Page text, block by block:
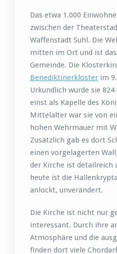
Das etwa 1.000
zwischen der
Waffenstadt Suhl. Die
mitten im Ort und ist
Gemeinde. Die
Benediktinerkloster im
Urkundlich wurde sie
einst als Kapelle des
Mittelalter war sie von
hohen Wehrmauer mit
Zusätzlich gab es dort
einen vorgelagerten
der Kirche ist detailreich
heute ist die
anlockt, unverändert.
Die Kirche ist nicht nur
interessant. Durch ihre
Atmosphäre und die
finden dort viele